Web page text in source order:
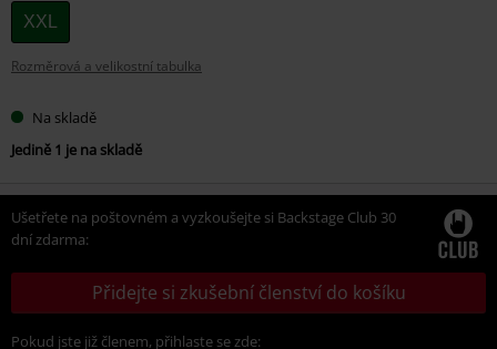
Vyberte
si
velikost
XXL
Rozměrová a velikostní tabulka
Na skladě
Jedině 1 je na skladě
Ušetřete na poštovném a vyzkoušejte si Backstage Club 30
dní zdarma:
Přidejte si zkušební členství do košíku
Pokud jste již členem, přihlaste se zde: